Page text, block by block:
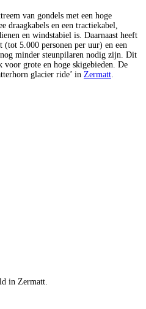
van gondels met een hoge
draagkabels en een tractiekabel,
en windstabiel is. Daarnaast heeft
(tot 5.000 personen per uur) en een
minder steunpilaren nodig zijn. Dit
grote en hoge skigebieden. De
glacier ride’ in Zermatt.
in Zermatt.